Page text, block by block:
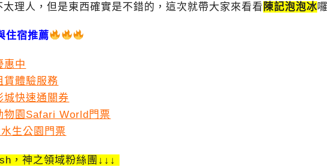
理人，但是東西確實是不錯的，這次就帶大家來看看 陳記泡泡冰囉
住宿推薦
惠中
賃體驗服務
城快速通關券
物園Safari World門票
生公園門票
，神之領域粉絲團↓↓↓